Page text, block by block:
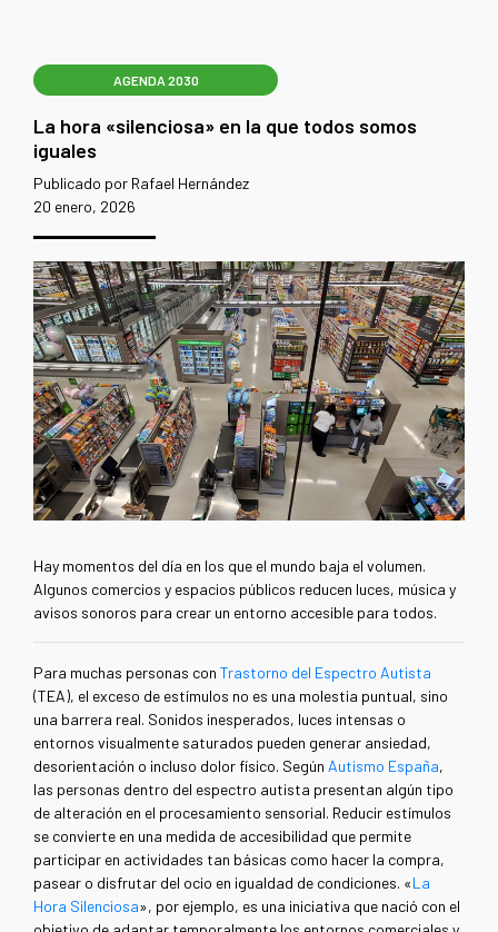
AGENDA 2030
La hora «silenciosa» en la que todos somos
iguales
Publicado por Rafael Hernández
20 enero, 2026
Hay momentos del día en los que el mundo baja el volumen.
Algunos comercios y espacios públicos reducen luces, música y
avisos sonoros para crear un entorno accesible para todos.
Para muchas personas con Trastorno del Espectro Autista
(TEA), el exceso de estímulos no es una molestia puntual, sino
una barrera real. Sonidos inesperados, luces intensas o
entornos visualmente saturados pueden generar ansiedad,
desorientación o incluso dolor físico. Según Autismo España,
las personas dentro del espectro autista presentan algún tipo
de alteración en el procesamiento sensorial. Reducir estímulos
se convierte en una medida de accesibilidad que permite
participar en actividades tan básicas como hacer la compra,
pasear o disfrutar del ocio en igualdad de condiciones. «La
Hora Silenciosa», por ejemplo, es una iniciativa que nació con el